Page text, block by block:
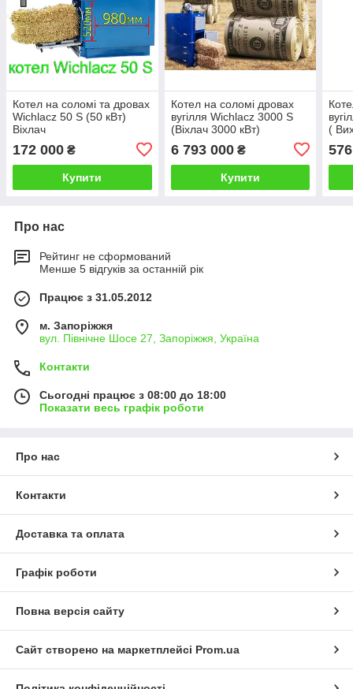
Котел на соломі та дровах
Wichlacz 50 S (50 кВт)
Віхлач
172 000 ₴
Купити
Котел на соломі дровах
вугілля Wichlacz 3000 S
(Віхлач 3000 кВт)
6 793 000₴
Купити
(
Про нас
Рейтинг не сформований
Менше 5 відгуків за останній рік
Працює з 31.05.2012
м. Запоріжжя
вул. Північне Шосе 27, Запоріжжя, Україна
Контакти
Сьогодні працює з 08:00 до 18:00
Показати весь графік роботи
Про нас
Контакти
Доставка та оплата
Графік роботи
Повна версія сайту
Сайт створено на маркетплейсі Prom.ua